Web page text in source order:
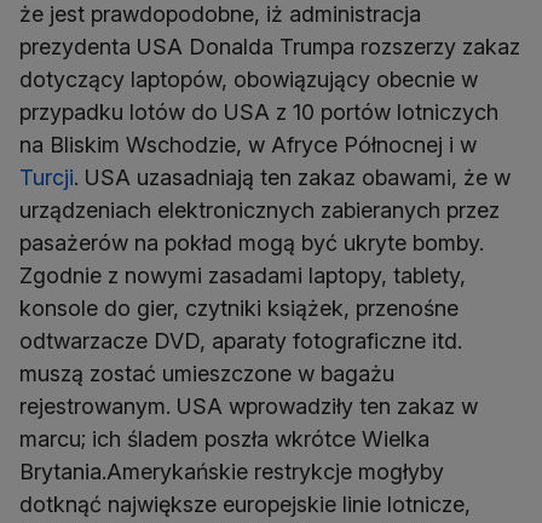
że jest prawdopodobne, iż administracja
prezydenta USA Donalda Trumpa rozszerzy zakaz
dotyczący laptopów, obowiązujący obecnie w
przypadku lotów do USA z 10 portów lotniczych
na Bliskim Wschodzie, w Afryce Północnej i w
Turcji. USA uzasadniają ten zakaz obawami, że w
urządzeniach elektronicznych zabieranych przez
pasażerów na pokład mogą być ukryte bomby.
Zgodnie z nowymi zasadami laptopy, tablety,
konsole do gier, czytniki książek, przenośne
odtwarzacze DVD, aparaty fotograficzne itd.
muszą zostać umieszczone w bagażu
rejestrowanym. USA wprowadziły ten zakaz w
marcu; ich śladem poszła wkrótce Wielka
Brytania.Amerykańskie restrykcje mogłyby
dotknąć największe europejskie linie lotnicze,